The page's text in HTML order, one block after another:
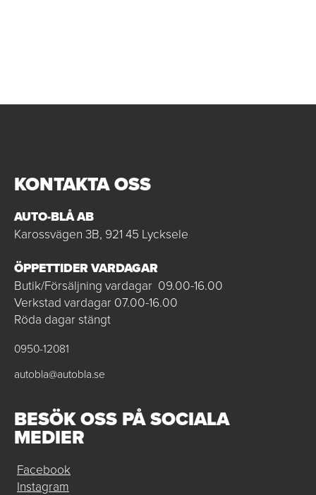
KONTAKTA OSS
AUTO-BLÅ AB
Karossvägen 3B, 921 45 Lycksele
ÖPPETTIDER VARDAGAR
Butik/Försäljning vardagar 09.00-16.00
Verkstad vardagar 07.00-16.00
Röda dagar stängt
0950-12081
autobla@autobla.se
BESÖK OSS PÅ SOCIALA
MEDIER
Facebook
Instagram